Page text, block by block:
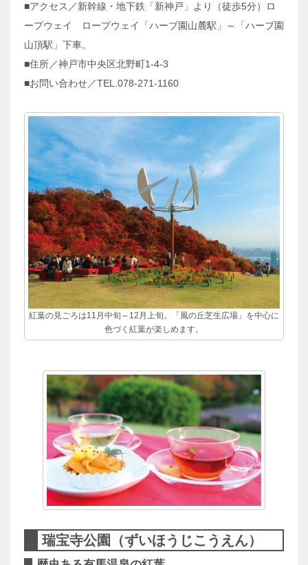
■アクセス／新幹線・地下鉄「新神戸」より（徒歩5分）ロ
ープウェイ ロープウェイ「ハーブ園山麓駅」～「ハーブ園
山頂駅」下車。
■住所／神戸市中央区北野町1-4-3
■お問い合わせ／TEL.078-271-1160
紅葉の見ごろは11月中旬～12月上旬。「風の丘芝生広場」を中心に
色づく紅葉が楽しめます。
瑞宝寺公園（ずいほうじこうえん）